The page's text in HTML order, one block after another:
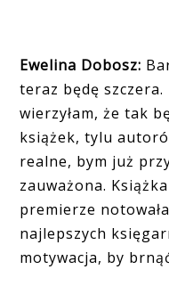
Ewelina Dobosz:
teraz będę szczera.
wierzyłam, że tak
książek, tylu
realne, bym już
zauważona.
premierze
najlepszych
motywacja, by